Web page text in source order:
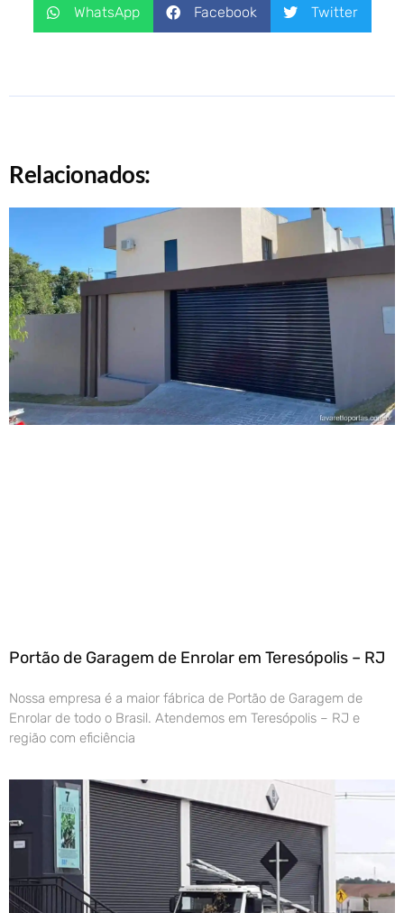
WhatsApp Facebook Twitter
Relacionados:
Portão de Garagem de Enrolar em Teresópolis – RJ
Nossa empresa é a maior fábrica de Portão de Garagem de
Enrolar de todo o Brasil. Atendemos em Teresópolis – RJ e
região com eficiência